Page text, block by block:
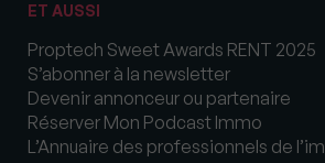
ET AUSSI
Proptech Sweet Awards RENT 2025
S’abonner à la newsletter
Devenir annonceur ou partenaire
Réserver Mon Podcast Immo
L’Annuaire des professionnels de